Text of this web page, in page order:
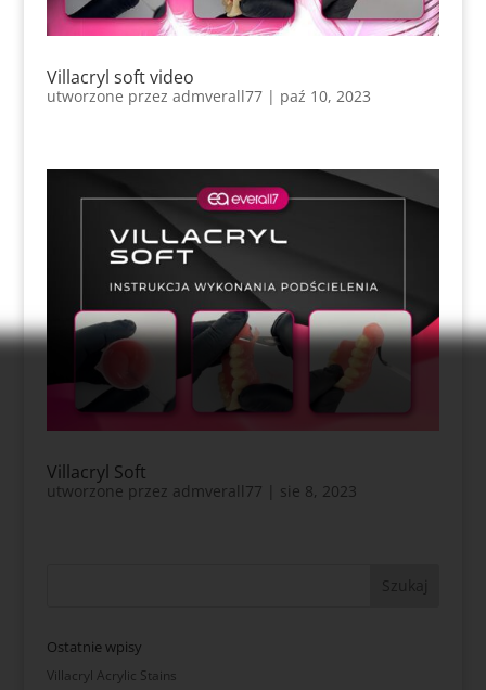
Villacryl soft video
utworzone przez admverall77| paź 10, 2023
Villacryl Soft
utworzone przez admverall77 sie 8, 2023
Ostatnie wpisy
Villacryl Acrylic Stains